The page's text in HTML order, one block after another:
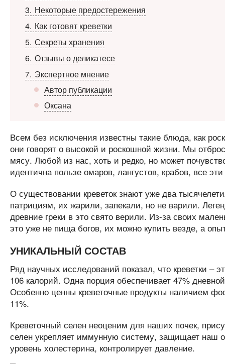
3 Некоторые предостережения
4 Как готовят креветки
5 Секреты хранения
6 Отзывы о деликатесе
7 Экспертное мнение
Автор публикации
Оксана
Всем без исключения известны такие блюда, как
они говорят о высокой и роскошной жизни. Мы
мясу. Любой из нас, хоть и редко, но может
идентична пользе омаров, лангустов, крабов, все
О существовании креветок знают уже два
патрициям, их жарили, запекали, но не варили.
древние греки в это свято верили. Из-за своих
это уже не пища богов, их можно купить везде, а
УНИКАЛЬНЫЙ СОСТАВ
Ряд научных исследований показал, что креветки –
106 калорий. Одна порция обеспечивает 47%
Особенно ценны креветочные продукты наличием
11%.
Креветочный селен неоценим для наших почек,
селен укрепляет иммунную систему, защищает наш
уровень холестерина, контролирует давление.